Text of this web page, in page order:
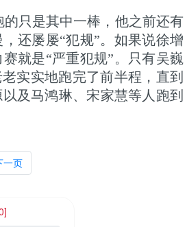
只是其中一棒，他之前还有
还屡屡“犯规”。如果说徐增
就是“严重犯规”。只有吴巍
实实地跑完了前半程，直到
及马鸿琳、宋家慧等人跑到
一页
]